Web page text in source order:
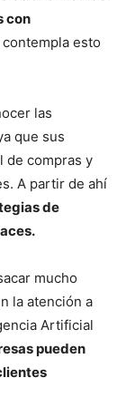
con
contempla esto
las
que sus
de compras y
A partir de ahí
de
mucho
la atención a
Artificial
pueden